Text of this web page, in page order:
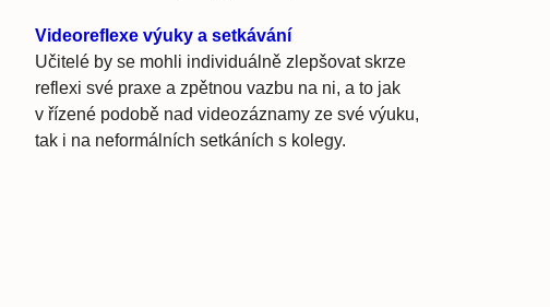
Videoreflexe výuky a setkávání
Učitelé by se mohli individuálně zlepšovat skrze
reflexi své praxe a zpětnou vazbu na ni, a to jak
v řízené podobě nad videozáznamy ze své výuku,
tak i na neformálních setkáních s kolegy.